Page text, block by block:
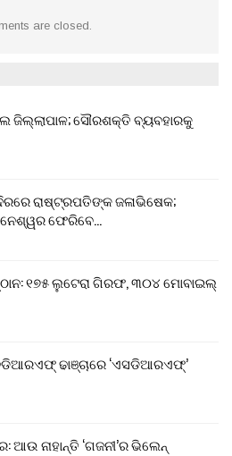
are closed.
ଜିଲ୍ଲାପାଳ; ସୌରଶକ୍ତି ବ୍ୟବହାରକୁ
ରାଷ୍ଟ୍ରପତିଙ୍କ ଜଳାଭିଷେକ;
ଫେରିବେ…
୧୭୫ ଲୁଟେରା ଗିରଫ, ୩୦୪ ମୋବାଇଲ୍
ଢାଞ୍ଚାରେ ‘ଏସଡିଆରଏଫ୍’
ଆଉ ନାହାନ୍ତି ‘ଗଜନୀ’ର ଭିଲେନ୍